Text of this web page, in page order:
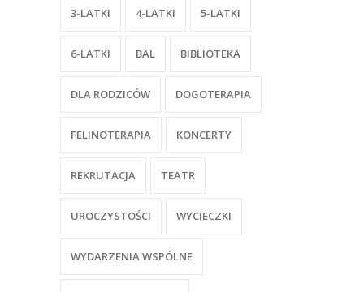
3-LATKI 4-LATKI 5-LATKI
6-LATKI BAL BIBLIOTEKA
DLA RODZICÓW DOGOTERAPIA
FELINOTERAPIA KONCERTY
REKRUTACJA TEATR
UROCZYSTOŚCI WYCIECZKI
WYDARZENIA WSPÓLNE